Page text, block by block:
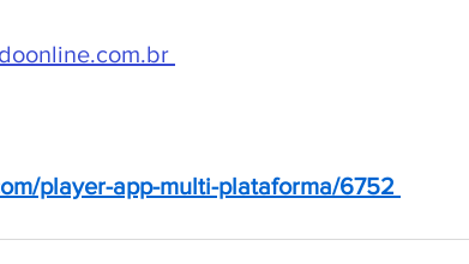
player-app-multi-plataforma/6752